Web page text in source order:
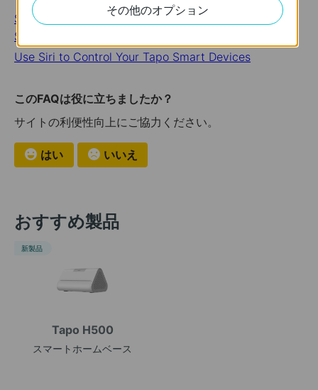
Start a Whole-New Home Experience with Tapo
Smart Actions
Use Siri to Control Your Tapo Smart Devices
このFAQは役に立ちましたか？
サイトの利便性向上にご協力ください。
はい いいえ
おすすめ製品
Tapo H500
スマートホームベース
新製品
その他のオプション